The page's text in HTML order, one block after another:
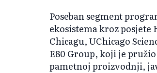
Poseban segment
ekosistema kroz
Chicagu, UChicago
E80 Group, koji je
pametnoj proizvodnji,